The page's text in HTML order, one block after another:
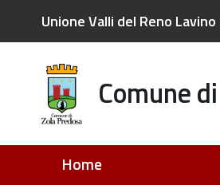
Unione Valli del Reno
Comune
Home